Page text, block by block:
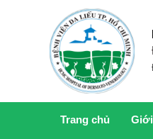
Trang chủ